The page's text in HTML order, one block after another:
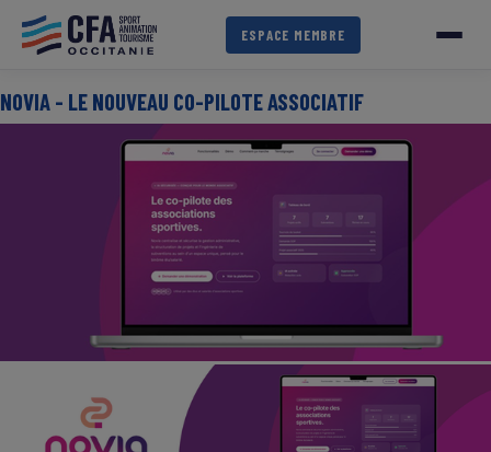
contenu
ESPACE MEMBRE
NOVIA - LE NOUVEAU CO-PILOTE ASSOCIATIF